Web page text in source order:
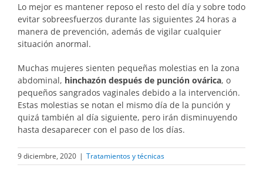
Lo mejor es mantener reposo el resto del día y sobre todo
evitar sobreesfuerzos durante las siguientes 24 horas a
manera de prevención, además de vigilar cualquier
situación anormal.
Muchas mujeres sienten pequeñas molestias en la zona
abdominal, hinchazón después de punción ovárica, o
pequeños sangrados vaginales debido a la intervención.
Estas molestias se notan el mismo día de la punción y
quizá también al día siguiente, pero irán disminuyendo
hasta desaparecer con el paso de los días.
9 diciembre, 2020 | Tratamientos y técnicas